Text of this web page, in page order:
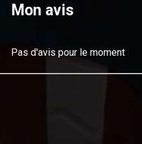
Mon avis
Pas d'avis pour le moment